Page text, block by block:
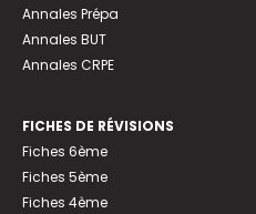
Annales Prépa
Annales BUT
Annales CRPE
FICHES DE RÉVISIONS
Fiches 6ème
Fiches 5ème
Fiches 4ème